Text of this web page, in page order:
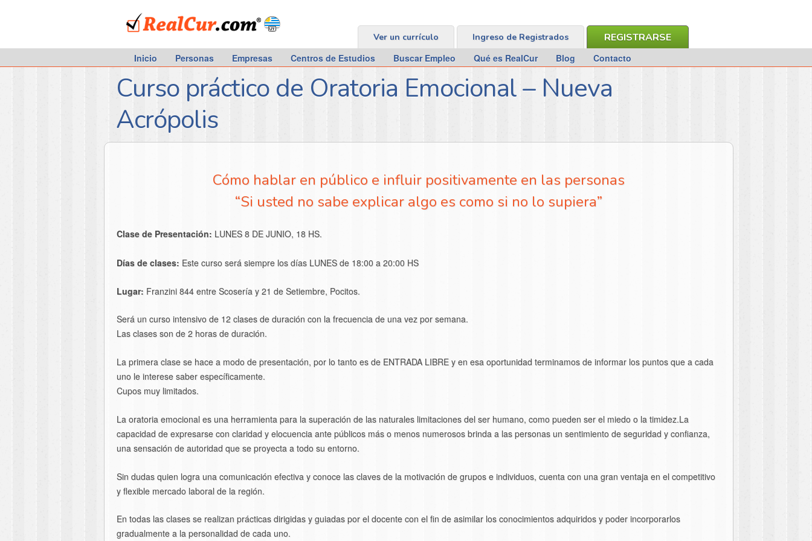
RealCur.com
REGISTRARSE
Ingreso de Registrados
Ver un currículo
Inicio Personas Empresas Centros de Estudios Buscar Empleo Qué es RealCur Blog Contacto
Curso práctico de Oratoria Emocional – Nueva
Acrópolis
Cómo hablar en público e influir positivamente en las personas
“Si usted no sabe explicar algo es como si no lo supiera”
Clase de Presentación: LUNES 8 DE JUNIO, 18 HS.
Días de clases: Este curso será siempre los días LUNES de 18:00 a 20:00 HS
Lugar: Franzini 844 entre Scosería y 21 de Setiembre, Pocitos.
Será un curso intensivo de 12 clases de duración con la frecuencia de una vez por semana.
Las clases son de 2 horas de duración.
La primera clase se hace a modo de presentación, por lo tanto es de ENTRADA LIBRE y en esa oportunidad terminamos de informar los puntos que a cada
uno le interese saber específicamente.
Cupos muy limitados.
La oratoria emocional es una herramienta para la superación de las naturales limitaciones del ser humano, como pueden ser el miedo o la timidez.La
capacidad de expresarse con claridad y elocuencia ante públicos más o menos numerosos brinda a las personas un sentimiento de seguridad y confianza,
una sensación de autoridad que se proyecta a todo su entorno.
Sin dudas quien logra una comunicación efectiva y conoce las claves de la motivación de grupos e individuos, cuenta con una gran ventaja en el competitivo
y flexible mercado laboral de la región.
En todas las clases se realizan prácticas dirigidas y guiadas por el docente con el fin de asimilar los conocimientos adquiridos y poder incorporarlos
gradualmente a la personalidad de cada uno.